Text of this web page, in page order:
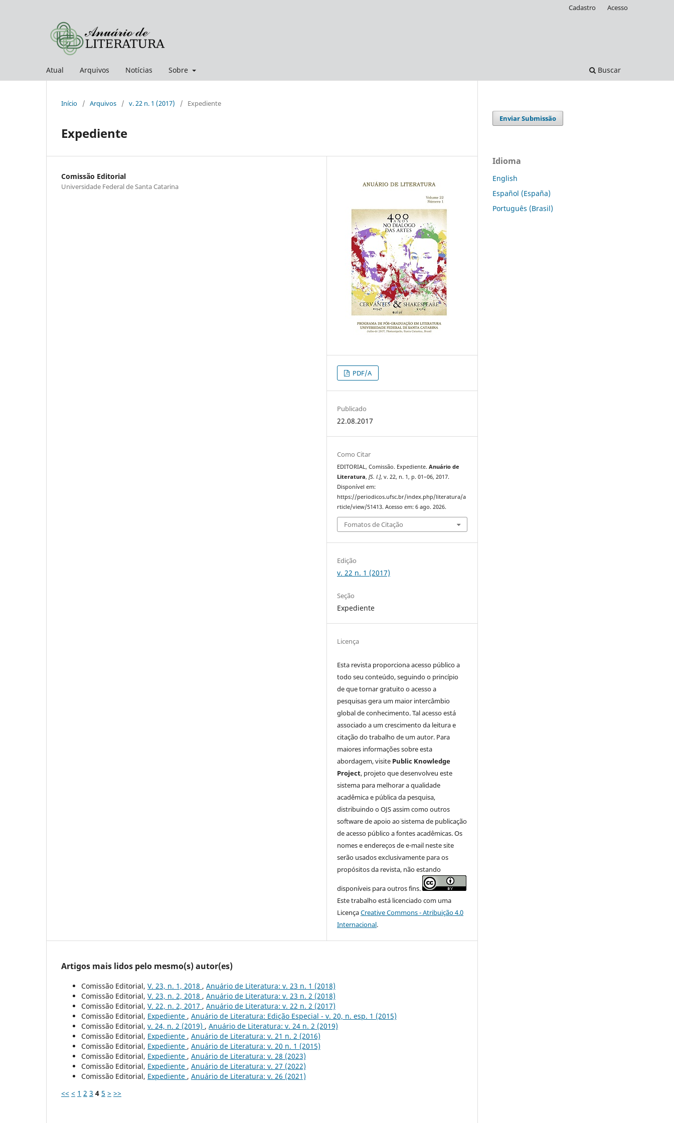
Atual Arquivos Notícias Sobre Buscar
Cadastro Acesso
Início / Arquivos / v. 22 n. 1 (2017) / Expediente
Expediente
Comissão Editorial
Universidade Federal de Santa Catarina
PDF/A
Publicado
22.08.2017
Como Citar
EDITORIAL, Comissão. Expediente.Anuário de
Literatura,[S. l.], v. 22, n. 1, p. 01–06, 2017.
Disponível em:
https://periodicos.ufsc.br/index.php/literatura/a
rticle/view/51413. Acesso em: 6 ago. 2026.
Fomatos de Citação
Edição
v. 22 n. 1 (2017)
Seção
Expediente
Licença
Esta revista proporciona acesso público a
todo seu conteúdo, seguindo o princípio
de que tornar gratuito o acesso a
pesquisas gera um maior intercâmbio
global de conhecimento. Tal acesso está
associado a um crescimento da leitura e
citação do trabalho de um autor. Para
maiores informações sobre esta
abordagem, visite Public Knowledge
Project, projeto que desenvolveu este
sistema para melhorar a qualidade
acadêmica e pública da pesquisa,
distribuindo o OJS assim como outros
software de apoio ao sistema de publicação
de acesso público a fontes acadêmicas. Os
nomes e endereços de e-mail neste site
serão usados exclusivamente para os
propósitos da revista, não estando
disponíveis para outros fins.
Este trabalho está licenciado com uma
LicençaCreative Commons - Atribuição 4.0
Internacional.
Artigos mais lidos pelo mesmo(s) autor(es)
Comissão Editorial, V. 23, n. 1, 2018 , Anuário de Literatura: v. 23 n. 1 (2018)
Comissão Editorial, V. 23, n. 2, 2018 , Anuário de Literatura: v. 23 n. 2 (2018)
Comissão Editorial, V. 22, n. 2, 2017 , Anuário de Literatura: v. 22 n. 2 (2017)
Comissão Editorial, Expediente , Anuário de Literatura: Edição Especial - v. 20, n. esp. 1 (2015)
Comissão Editorial, v. 24, n. 2 (2019) , Anuário de Literatura: v. 24 n. 2 (2019)
Comissão Editorial, Expediente , Anuário de Literatura: v. 21 n. 2 (2016)
Comissão Editorial, Expediente , Anuário de Literatura: v. 20 n. 1 (2015)
Comissão Editorial, Expediente , Anuário de Literatura: v. 28 (2023)
Comissão Editorial, Expediente , Anuário de Literatura: v. 27 (2022)
Comissão Editorial, Expediente , Anuário de Literatura: v. 26 (2021)
<< < 1 2 3 4 5 > >>
Enviar Submissão
Idioma
English
Español (España)
Português (Brasil)